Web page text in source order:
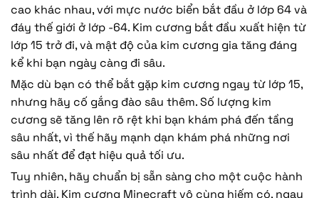
cao khác nhau, với mực nước biển bắt đầu ở lớp 64 và
đáy thế giới ở lớp -64. Kim cương bắt đầu xuất hiện từ
lớp 15 trở đi, và mật độ của kim cương gia tăng đáng
kể khi bạn ngày càng đi sâu.
Mặc dù bạn có thể bắt gặp kim cương ngay từ lớp 15,
nhưng hãy cố gắng đào sâu thêm. Số lượng kim
cương sẽ tăng lên rõ rệt khi bạn khám phá đến tầng
sâu nhất, vì thế hãy mạnh dạn khám phá những nơi
sâu nhất để đạt hiệu quả tối ưu.
Tuy nhiên, hãy chuẩn bị sẵn sàng cho một cuộc hành
trình dài. Kim cương Minecraft vô cùng hiếm có, ngay